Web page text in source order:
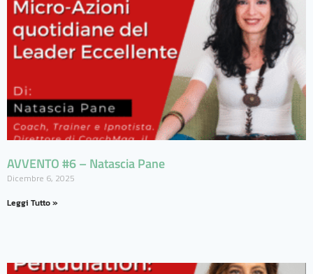
AVVENTO #6 – Natascia Pane
Dicembre 6, 2025
Leggi Tutto »